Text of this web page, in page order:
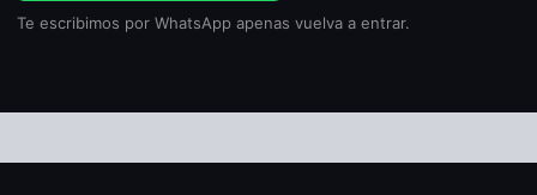
Te escribimos por WhatsApp apenas vuelva a entrar.